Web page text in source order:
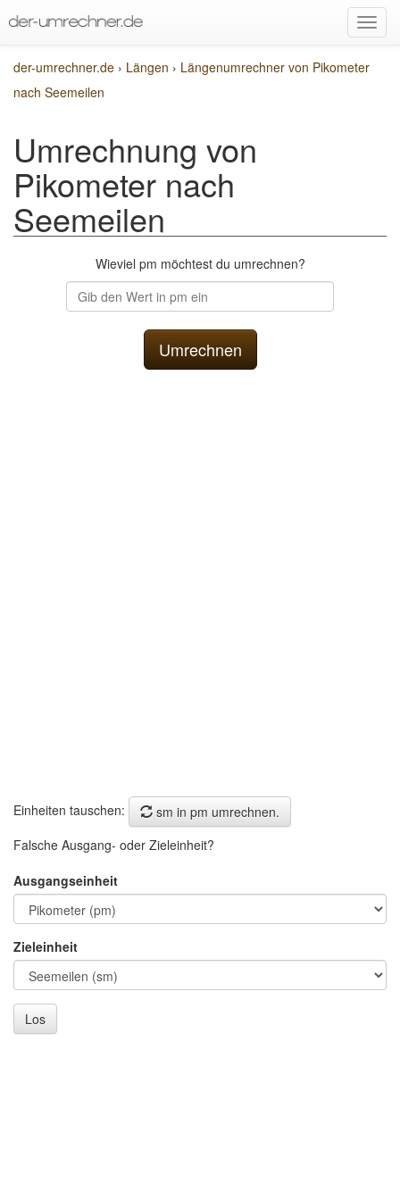
der-umrechner.de › Längen › Längenumrechner von Pikometer
nach Seemeilen
Umrechnung von
Pikometer nach
Seemeilen
Wieviel pm möchtest du umrechnen?
Einheiten tauschen:
sm in pm umrechnen.
Falsche Ausgang- oder Zieleinheit?
Ausgangseinheit
Zieleinheit
Los